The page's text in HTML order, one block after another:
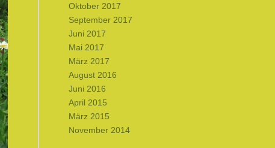
Oktober 2017
September 2017
Juni 2017
Mai 2017
März 2017
August 2016
Juni 2016
April 2015
März 2015
November 2014